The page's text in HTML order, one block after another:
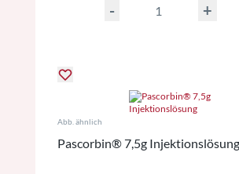
- +
Abb. ähnlich
Pascorbin® 7,5g Injektionslösung